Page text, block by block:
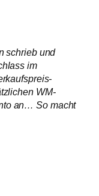
schrieb und
im
WM-
an… So macht